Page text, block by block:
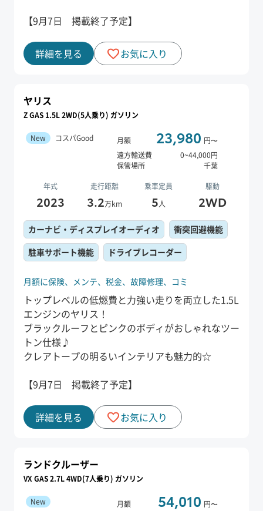
【9月7日 掲載終了予定】
詳細を見る お気に入り
ヤリス
Z GAS 1.5L 2WD(5人乗り) ガソリン
New コスパGood 月額 23,980 円〜
遠方輸送費
0~44,000円
保管場所
千葉
年式 走行距離 乗車定員 駆動
2023 3.2万km 5人 2WD
月額に保険、 メンテ、 税金、 故障修理、 コミ
トップレベルの低燃費と力強い走りを両立した1.5L
エンジンのヤリス！
ブラックルーフとピンクのボディがおしゃれなツー
トン仕様♪
クレアトープの明るいインテリアも魅力的☆
【9月7日 掲載終了予定】
カーナビ・ディスプレイオーディオ
衝突回避機能
駐車サポート機能
ドライブレコーダー
詳細を見る お気に入り
ランドクルーザー
VX GAS 2.7L 4WD(7人乗り) ガソリン
New 月額 54,010 円〜